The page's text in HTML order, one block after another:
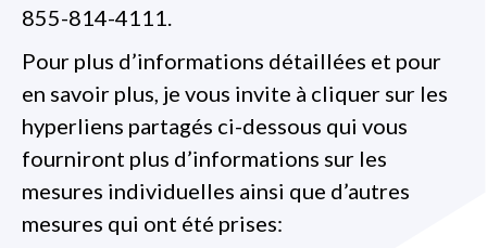
855-814-4111.
Pour plus d’informations détaillées et pour
en savoir plus, je vous invite à cliquer sur les
hyperliens partagés ci-dessous qui vous
fourniront plus d’informations sur les
mesures individuelles ainsi que d’autres
mesures qui ont été prises: